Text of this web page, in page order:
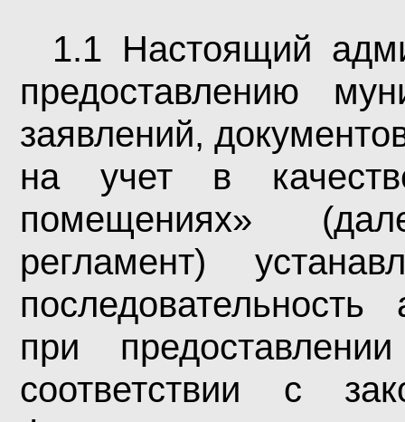
1.1 Настоящий
предоставлению
заявлений,
на учет в
помещениях»
регламент)
при
соответствии с